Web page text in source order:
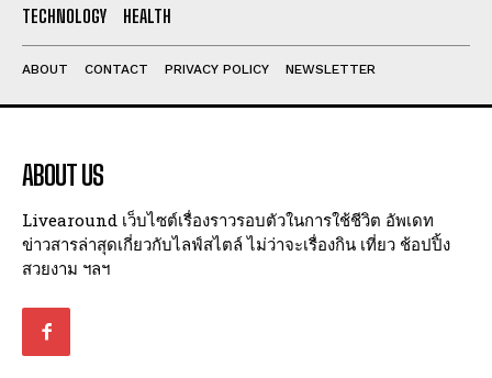
I've read and accept the
TECHNOLOGY
HEALTH
ABOUT CONTACT PRIVACY POLICY NEWSLETTER
ABOUT US
Livearound เว็บไซต์เรื่องราวรอบตัวในการใช้ชีวิต อัพเดท
ข่าวสารล่าสุดเกี่ยวกับไลฟ์สไตล์ ไม่ว่าจะเรื่องกิน เที่ยว ช้อปปิ้ง
สวยงาม ฯลฯ